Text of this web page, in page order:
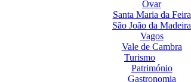
Ovar
Santa Maria da Feira
São João da Madeira
Vagos
Vale de Cambra
Turismo
Património
Gastronomia